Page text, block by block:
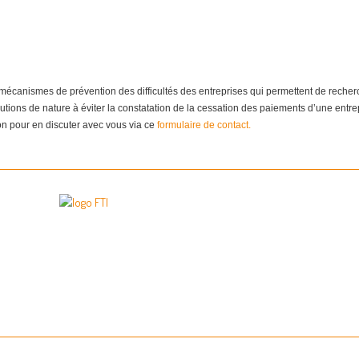
de prévention des difficultés des entreprises qui permettent de
de nature à éviter la constatation de la cessation des paiements d’une
pour en discuter avec vous via ce formulaire de contact.